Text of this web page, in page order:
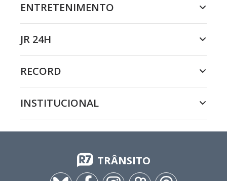
ENTRETENIMENTO
JR 24H
RECORD
INSTITUCIONAL
TRÂNSITO